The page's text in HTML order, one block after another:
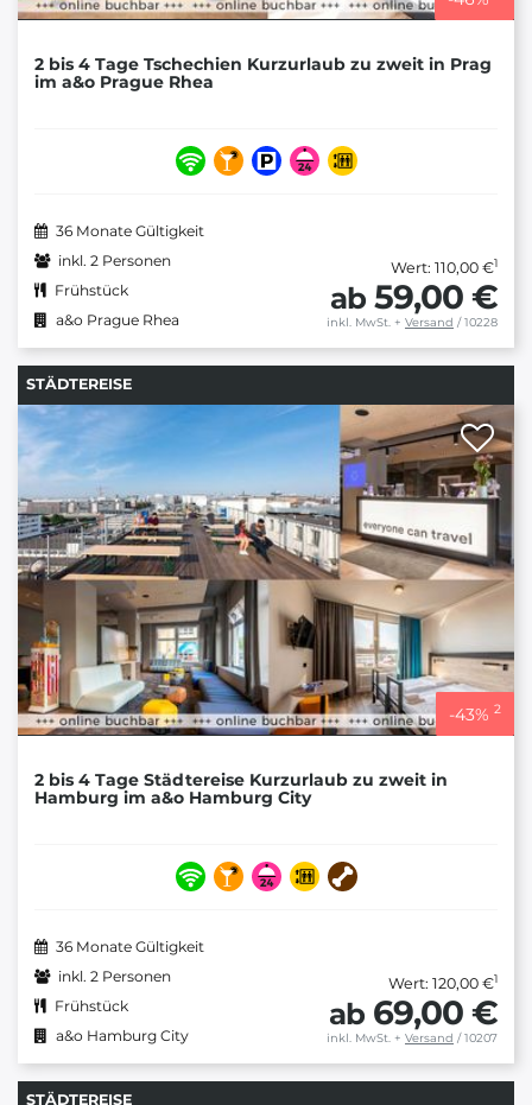
2 bis 4 Tage Tschechien Kurzurlaub zu zweit in Prag
im a&o Prague Rhea
36 Monate Gültigkeit
inkl. 2 Personen
Frühstück
a&o Prague Rhea
Wert: 110,00 €1
ab 59,00 €
inkl. MwSt. + Versand / 10228
STÄDTEREISE
-43% 2
2 bis 4 Tage Städtereise Kurzurlaub zu zweit in
Hamburg im a&o Hamburg City
36 Monate Gültigkeit
inkl. 2 Personen
Frühstück
a&o Hamburg City
Wert: 120,00 €1
ab 69,00 €
inkl. MwSt. + Versand / 10207
STÄDTEREISE